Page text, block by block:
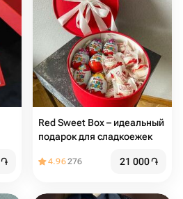
֏
Red Sweet Box – идеальный
подарок для сладкоежек
4.96276 21 000֏